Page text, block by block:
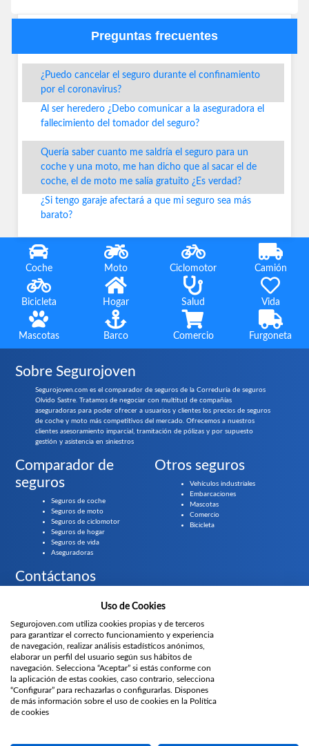
Preguntas frecuentes
¿Puedo cancelar el seguro durante el confinamiento
por el coronavirus?
Al ser heredero ¿Debo comunicar a la aseguradora el
fallecimiento del tomador del seguro?
Quería saber cuanto me saldría el seguro para un
coche y una moto, me han dicho que al sacar el de
coche, el de moto me salía gratuito ¿Es verdad?
¿Si tengo garaje afectará a que mi seguro sea más
barato?
Coche Moto Ciclomotor Camión
Bicicleta Hogar Salud Vida
Mascotas Barco Comercio Furgoneta
Sobre Segurojoven
Segurojoven.com es el comparador de seguros de la Correduría de seguros
Olvido Sastre. Tratamos de negociar con multitud de compañías
aseguradoras para poder ofrecer a usuarios y clientes los precios de seguros
de coche y moto más competitivos del mercado. Ofrecemos a nuestros
clientes asesoramiento imparcial, tramitación de pólizas y por supuesto
gestión y asistencia en siniestros
Comparador de
seguros
Seguros de coche
Seguros de moto
Seguros de ciclomotor
Seguros de hogar
Seguros de vida
Aseguradoras
Otros seguros
Vehículos industriales
Embarcaciones
Mascotas
Comercio
Bicicleta
Contáctanos
¿Prefieres que te llamemos?
Parte del grupo
Únete
legal
seguros
denuncias
denuncias
web
Uso de Cookies
Segurojoven.com utiliza cookies propias y de terceros
para garantizar el correcto funcionamiento y experiencia
de navegación, realizar análisis estadísticos anónimos,
elaborar un perfil del usuario según sus hábitos de
navegación. Selecciona “Aceptar” si estás conforme con
la aplicación de estas cookies, caso contrario, selecciona
“Configurar” para rechazarlas o configurarlas. Dispones
de más información sobre el uso de cookies en la Política
de cookies